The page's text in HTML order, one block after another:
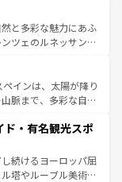
と多彩な魅力にあふ
ツェのルネッサンス
アマルフィ海岸の絶
の合間には、本場の
理を堪能することも
い旅をしてみよう！
インは、太陽が降り
脈まで、多彩な自然
ラメンコ、熱気あふ
活の一部となってい
気や、バルセロナの
代ローマ遺跡や中世
・有名観光スポ
続けるヨーロッパ屈
塔やルーブル美術館